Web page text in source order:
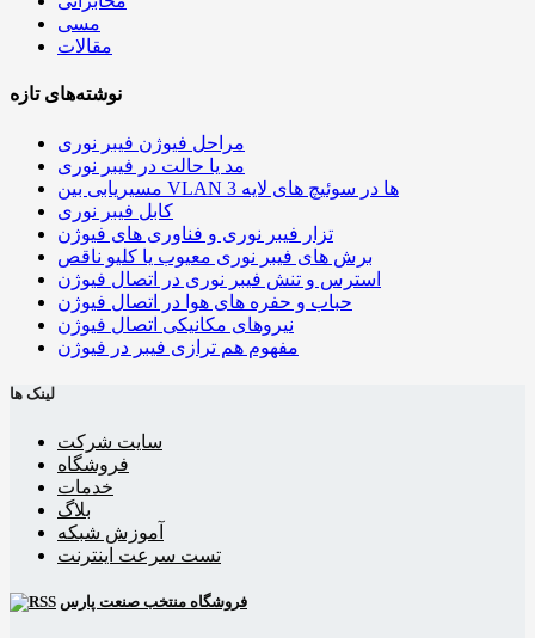
مسی
مقالات
نوشته‌های تازه
مراحل فیوژن فیبر نوری
مد یا حالت در فیبر نوری
مسیریابی بین VLAN ها در سوئیچ های لایه 3
کابل فیبر نوری
تزار فیبر نوری و فناوری های فیوژن
برش های فیبر نوری معیوب یا کلیو ناقص
استرس و تنش فیبر نوری در اتصال فیوژن
حباب و حفره‌ های هوا در اتصال فیوژن
نیروهای مکانیکی اتصال فیوژن
مفهوم هم ترازی فیبر در فیوژن
لینک ها
سایت شرکت
فروشگاه
خدمات
بلاگ
آموزش شبکه
تست سرعت اینترنت
فروشگاه منتخب صنعت پارس